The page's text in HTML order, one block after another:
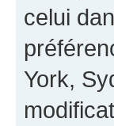
celui
York,